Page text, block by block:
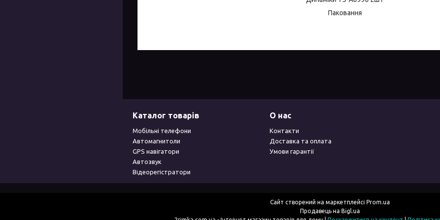
Паковання
Каталог товарів
Мобільні телефони
Автомагнитоли
GPS навігатори
Автозвук
Відеорегістратори
О нас
Контакти
Доставка та оплата
Умови гарантії
Сайт створений на маркетплейсі Prom.ua
Продавець на Bigl.ua